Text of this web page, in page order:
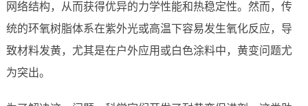
网络结构，从而获得优异的力学性能和热稳定性。然而，传
统的环氧树脂体系在紫外光或高温下容易发生氧化反应，导
致材料发黄，尤其是在户外应用或白色涂料中，黄变问题尤
为突出。